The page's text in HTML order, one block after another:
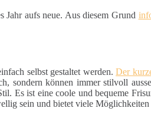
Jahr aufs neue. Aus diesem Grund
selbst gestaltet werden.Der
sondern können immer stilvoll
Es ist eine coole und bequeme
sein und bietet viele